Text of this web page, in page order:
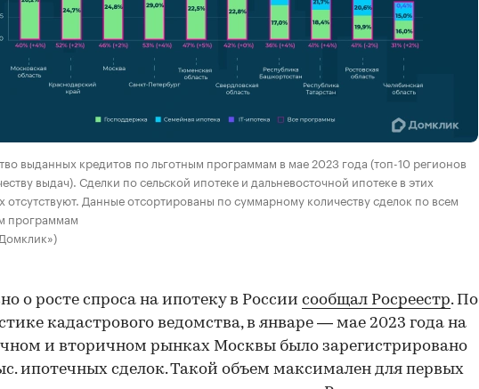
выданных кредитов по льготным программам в мае 2023 года (топ-10 регионов
выдач). Сделки по сельской ипотеке и дальневосточной ипотеке в этих
отсутствуют. Данные отсортированы по суммарному количеству сделок по всем
программам
о росте спроса на ипотеку в России сообщал Росреестр. По
кадастрового ведомства, в январе — мае 2023 года на
и вторичном рынках Москвы было зарегистрировано
ипотечных сделок. Такой объем максимален для первых